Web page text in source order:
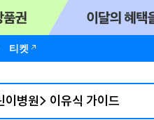
티켓